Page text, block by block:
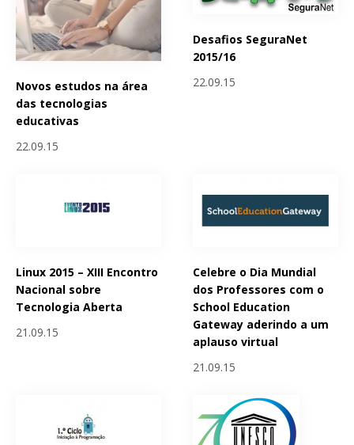
Novos estudos na área
das tecnologias
educativas
22.09.15
Desafios SeguraNet
2015/16
22.09.15
Linux 2015 – XIII Encontro
Nacional sobre
Tecnologia Aberta
21.09.15
Celebre o Dia Mundial
dos Professores com o
School Education
Gateway aderindo a um
aplauso virtual
21.09.15